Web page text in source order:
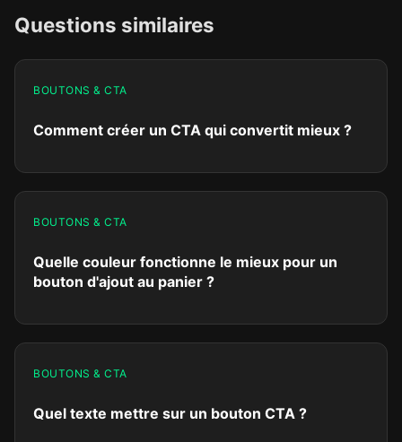
Questions similaires
BOUTONS & CTA
Comment créer un CTA qui convertit mieux ?
BOUTONS & CTA
Quelle couleur fonctionne le mieux pour un
bouton d'ajout au panier ?
BOUTONS & CTA
Quel texte mettre sur un bouton CTA ?